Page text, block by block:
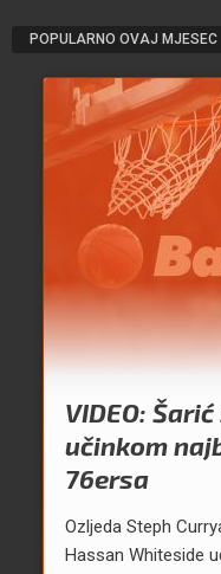
POPULARNO OVAJ MJESEC
VIDEO:
učinkom
76ersa
Ozljeda Steph
Hassan Whiteside